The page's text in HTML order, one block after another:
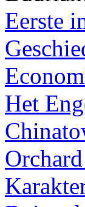
Eerste
Het